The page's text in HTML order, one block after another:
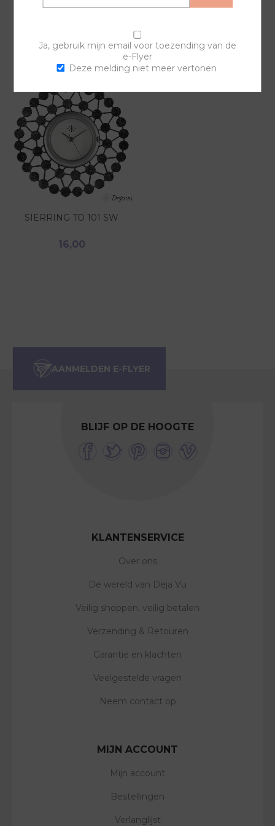
GERELATEERDE PRODUCTEN
SIERRING TO 101 SW
16,00
BLIJF OP DE HOOGTE
KLANTENSERVICE
Over ons
De wereld van Deja Vu
Veilig shoppen, veilig betalen
Verzending & Retouren
Garantie en klachten
Veelgestelde vragen
Neem contact op
MIJN ACCOUNT
Mijn account
Bestellingen
Verlanglijst
Ja, gebruik mijn email voor toezending van de
e-Flyer
Deze melding niet meer vertonen